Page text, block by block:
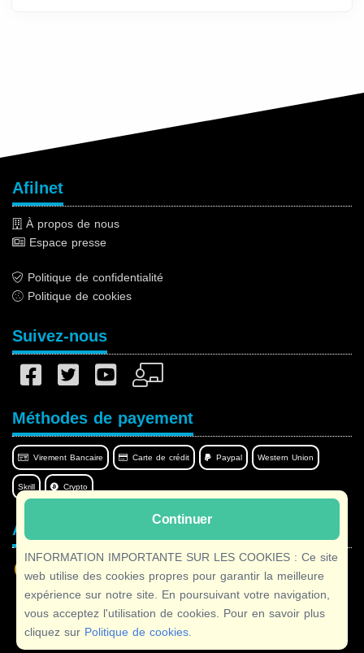
Continuer
INFORMATION IMPORTANTE SUR LES COOKIES : Ce site
web utilise des cookies propres pour garantir la meilleure
expérience sur notre site. En poursuivant votre navigation,
vous acceptez l'utilisation de cookies. Pour en savoir plus
cliquez sur Politique de cookies
Afilnet
À propos de nous
Espace presse
Politique de confidentialité
Politique de cookies
Suivez-nous
Méthodes de payement
Virement Bancaire Carte de crédit Paypal Western Union
Skrill Crypto
Afilnet dans votre langue
Copyright © 2026 Afilnet· Tous droits réservés